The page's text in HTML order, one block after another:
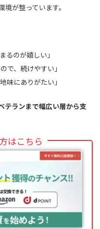
が整っています。
るのが嬉しい」
で、続けやすい」
味にありがたい」
テランまで幅広い層から支
はこちら